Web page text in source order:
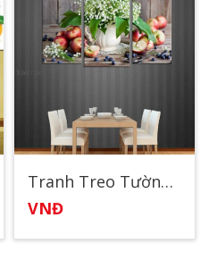
Tranh Treo Tường Phòng Ăn 38
VNĐ